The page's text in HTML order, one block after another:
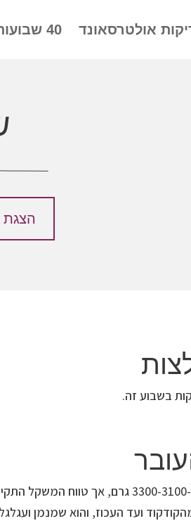
אולטרסאונד 40 שבועות הריון
הצגת
בשבוע זה.
אורכו כ-40 ס"מ, מהקודקוד ועד העכוז, והוא שמנמן